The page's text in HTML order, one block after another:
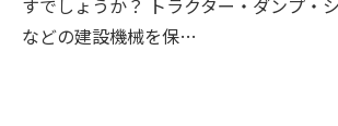
すでしょうか？ トラクター・ダンプ・
などの建設機械を保…